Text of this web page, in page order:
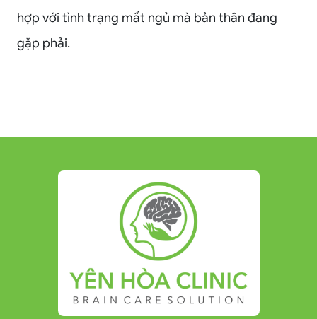
hợp với tình trạng mất ngủ mà bản thân đang
gặp phải.